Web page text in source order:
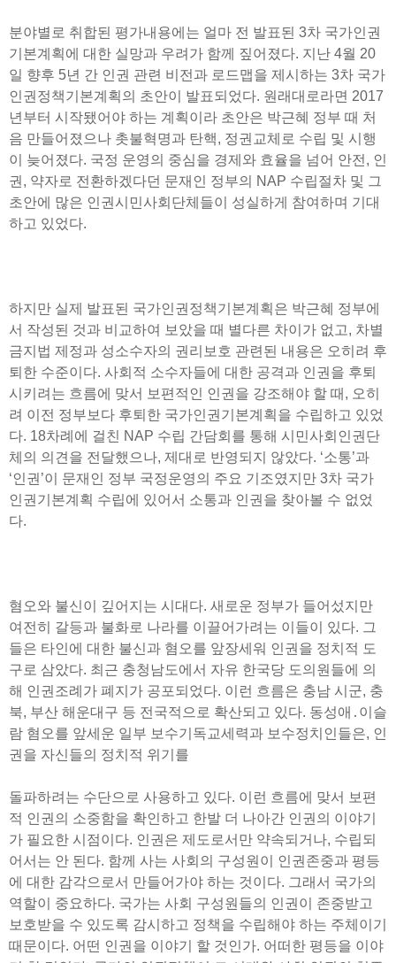
분야별로 취합된 평가내용에는 얼마 전 발표된 3차 국가인권
기본계획에 대한 실망과 우려가 함께 짚어졌다. 지난 4월 20
일 향후 5년 간 인권 관련 비전과 로드맵을 제시하는 3차 국가
인권정책기본계획의 초안이 발표되었다. 원래대로라면 2017
년부터 시작됐어야 하는 계획이라 초안은 박근혜 정부 때 처
음 만들어졌으나 촛불혁명과 탄핵, 정권교체로 수립 및 시행
이 늦어졌다. 국정 운영의 중심을 경제와 효율을 넘어 안전, 인
권, 약자로 전환하겠다던 문재인 정부의 NAP 수립절차 및 그
초안에 많은 인권시민사회단체들이 성실하게 참여하며 기대
하고 있었다.
하지만 실제 발표된 국가인권정책기본계획은 박근혜 정부에
서 작성된 것과 비교하여 보았을 때 별다른 차이가 없고, 차별
금지법 제정과 성소수자의 권리보호 관련된 내용은 오히려 후
퇴한 수준이다. 사회적 소수자들에 대한 공격과 인권을 후퇴
시키려는 흐름에 맞서 보편적인 인권을 강조해야 할 때, 오히
려 이전 정부보다 후퇴한 국가인권기본계획을 수립하고 있었
다. 18차례에 걸친 NAP 수립 간담회를 통해 시민사회인권단
체의 의견을 전달했으나, 제대로 반영되지 않았다. ‘소통’과
‘인권’이 문재인 정부 국정운영의 주요 기조였지만 3차 국가
인권기본계획 수립에 있어서 소통과 인권을 찾아볼 수 없었
다.
혐오와 불신이 깊어지는 시대다. 새로운 정부가 들어섰지만
여전히 갈등과 불화로 나라를 이끌어가려는 이들이 있다. 그
들은 타인에 대한 불신과 혐오를 앞장세워 인권을 정치적 도
구로 삼았다. 최근 충청남도에서 자유 한국당 도의원들에 의
해 인권조례가 폐지가 공포되었다. 이런 흐름은 충남 시군, 충
북, 부산 해운대구 등 전국적으로 확산되고 있다. 동성애․이슬
람 혐오를 앞세운 일부 보수기독교세력과 보수정치인들은, 인
권을 자신들의 정치적 위기를
돌파하려는 수단으로 사용하고 있다. 이런 흐름에 맞서 보편
적 인권의 소중함을 확인하고 한발 더 나아간 인권의 이야기
가 필요한 시점이다. 인권은 제도로서만 약속되거나, 수립되
어서는 안 된다. 함께 사는 사회의 구성원이 인권존중과 평등
에 대한 감각으로서 만들어가야 하는 것이다. 그래서 국가의
역할이 중요하다. 국가는 사회 구성원들의 인권이 존중받고
보호받을 수 있도록 감시하고 정책을 수립해야 하는 주체이기
때문이다. 어떤 인권을 이야기 할 것인가. 어떠한 평등을 이야